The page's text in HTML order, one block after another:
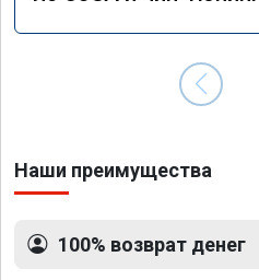
Наши преимущества
100% возврат денег